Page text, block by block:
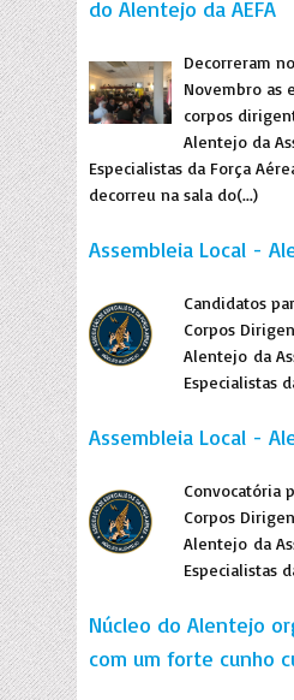
do Alentejo da AEFA
Decorreram
Novembro as
corpos
Alentejo da
Especialistas da Força
decorreu na sala do(...)
Assembleia Local -
Candidatos
Corpos
Alentejo da
Especialistas
Assembleia Local -
Convocatória
Corpos
Alentejo da
Especialistas
Núcleo do Alentejo
com um forte cunho